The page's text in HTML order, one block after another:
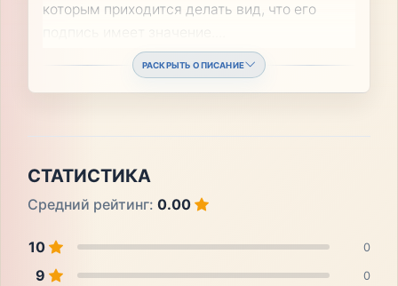
которым приходится делать вид, что его
РАСКРЫТЬ ОПИСАНИЕ
СТАТИСТИКА
Средний рейтинг: 0.00
10 0
9 0